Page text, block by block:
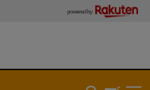
powered by